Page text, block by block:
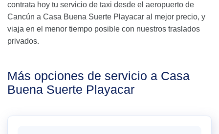
contrata hoy tu servicio de taxi desde el aeropuerto de
Cancún a Casa Buena Suerte Playacar al mejor precio, y
viaja en el menor tiempo posible con nuestros traslados
privados.
Más opciones de servicio a Casa
Buena Suerte Playacar